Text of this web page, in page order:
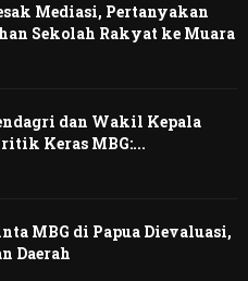
Mediasi, Pertanyakan
Sekolah Rakyat ke Muara
dan Wakil Kepala
Keras MBG:...
MBG di Papua Dievaluasi,
Daerah